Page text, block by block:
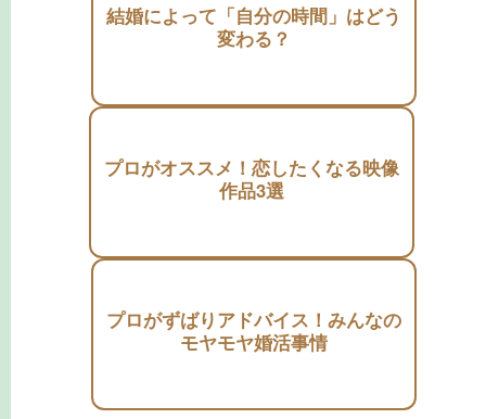
結婚によって「自分の時間」はどう
変わる？
プロがオススメ！恋したくなる映像
作品3選
プロがずばりアドバイス！みんなの
モヤモヤ婚活事情